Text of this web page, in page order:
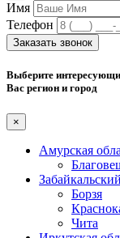
Имя
Телефон
Заказать звонок
Выберите
Вас регион и город
×
Амурская
Борзя
Чита